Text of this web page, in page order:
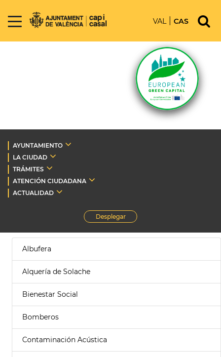
VAL CAS
AYUNTAMIENTO
LA CIUDAD
TRÁMITES
ATENCIÓN CIUDADANA
ACTUALIDAD
Desplegar
Albufera
Alquería de Solache
Bienestar Social
Bomberos
Contaminación Acústica